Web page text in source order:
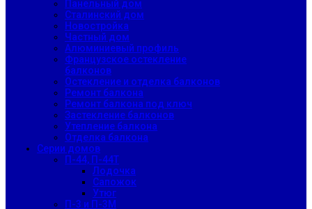
Панельный дом
Сталинский дом
Новостройка
Частный дом
Алюминиевый профиль
Французское остекление
балконов
Остекление и отделка балконов
Ремонт балкона
Ремонт балкона под ключ
Застекление балконов
Утепление балкона
Отделка балкона
Серии домов
П-44, П-44Т
Лодочка
Сапожок
Утюг
П-3 и П-3М